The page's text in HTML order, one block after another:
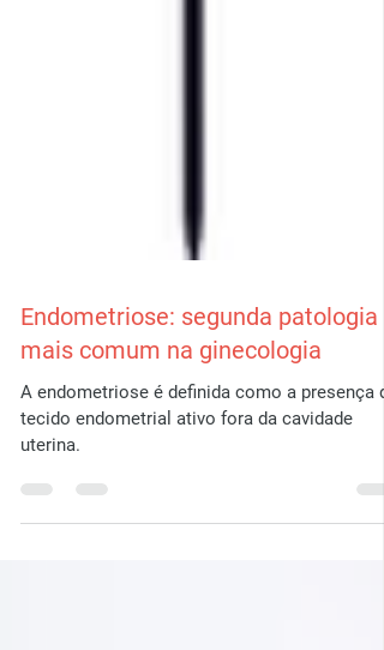
Endometriose: segunda patologia
mais comum na ginecologia
A endometriose é definida como a presença
uterina.